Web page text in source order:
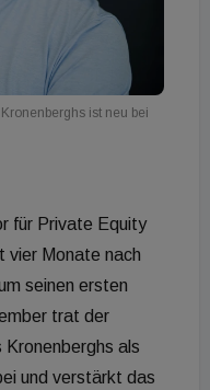
ist neu bei
für Private Equity
vier Monate nach
seinen ersten
trat der
als
und verstärkt das